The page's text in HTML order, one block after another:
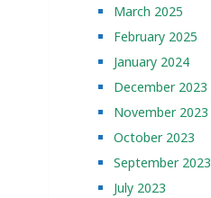
March 2025
February 2025
January 2024
December 2023
November 2023
October 2023
September 2023
July 2023